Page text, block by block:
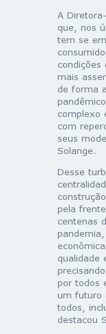
A
que, nos
tem se
condições
mais
de forma
complexo
com
seus
Solange.
Desse
pela
centenas
qualidade
por todos
um futuro
todos,
destacou